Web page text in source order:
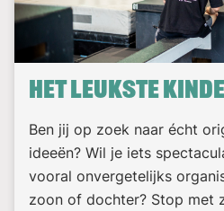
Het leukste
Ben jij op zoek naar écht
ideeën? Wil je iets
vooral onvergetelijks
zoon of dochter? Stop met